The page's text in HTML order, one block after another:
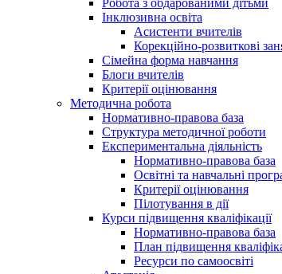
Робота з обдарованими дітьми
Інклюзивна освіта
Асистенти вчителів
Корекційно-розвиткові
Сімейна форма навчання
Блоги вчителів
Критерії оцінювання
Методична робота
Нормативно-правова база
Структура методичної роботи
Експериментальна діяльність
Нормативно-правова база
Освітні та навчальні
Критерії оцінювання
Пілотування в дії
Курси підвищення кваліфікації
Нормативно-правова база
План підвищення
Ресурси по самоосвіті